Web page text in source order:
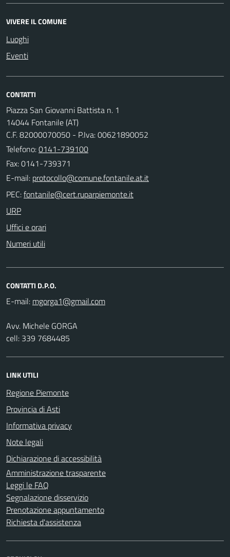
VIVERE IL COMUNE
Luoghi
Eventi
CONTATTI
Piazza San Giovanni Battista n. 1
14044 Fontanile (AT)
C.F. 82000070050 - P.Iva: 00621890052
Telefono:0141-739100
Fax: 0141-739371
E-mail:
PEC:
URP
Uffici e orari
Numeri utili
CONTATTI D.P.O.
E-mail:
Avv. Michele GORGA
cell: 339 7684485
LINK UTILI
Regione Piemonte
Provincia di Asti
Informativa privacy
Note legali
Dichiarazione di accessibilità
Amministrazione trasparente
Leggi le FAQ
Segnalazione disservizio
Prenotazione appuntamento
Richiesta d'assistenza